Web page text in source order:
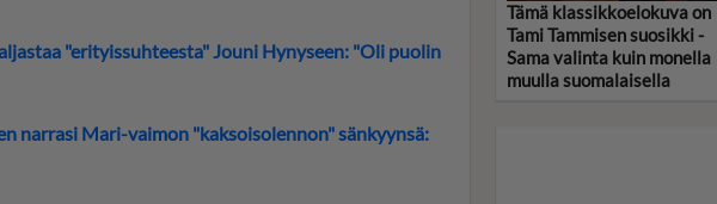
"erityissuhteesta" Jouni Hynyseen: "Oli puolin
narrasi Mari-vaimon "kaksoisolennon" sänkyynsä:
Tämä klassikkoelokuva on
Tami Tammisen suosikki -
Sama valinta kuin monella
muulla suomalaisella